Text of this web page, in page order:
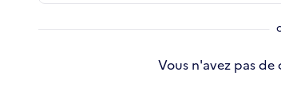
Vous n'avez pas de